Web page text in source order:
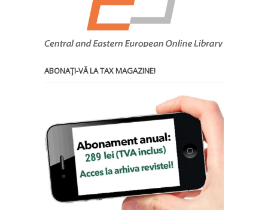
ABONAŢI-VĂ LA TAX MAGAZINE!